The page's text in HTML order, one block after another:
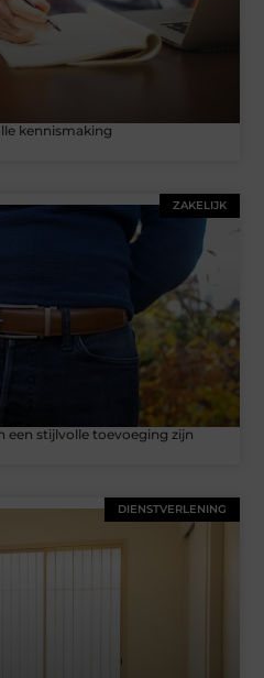
kennismaking
ZAKELIJK
een stijlvolle toevoeging zijn
DIENSTVERLENING